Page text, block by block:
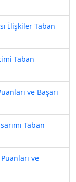
İlişkiler Taban
Taban
ve Başarı
Taban
ve